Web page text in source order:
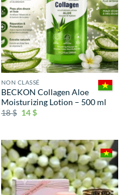
NON CLASSÉ
BECKON Collagen Aloe
Moisturizing Lotion – 500 ml
18$ 14$